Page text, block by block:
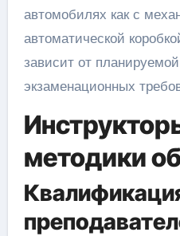
автомобилях как с
автоматической
зависит от
экзаменационных
методики